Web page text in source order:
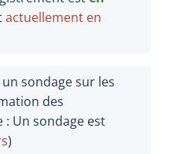
actuellement en
un sondage sur les
des
: Un sondage est
)